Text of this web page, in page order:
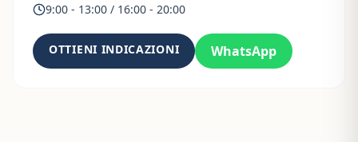
9:00 - 13:00 / 16:00 - 20:00
OTTIENI INDICAZIONI WhatsApp